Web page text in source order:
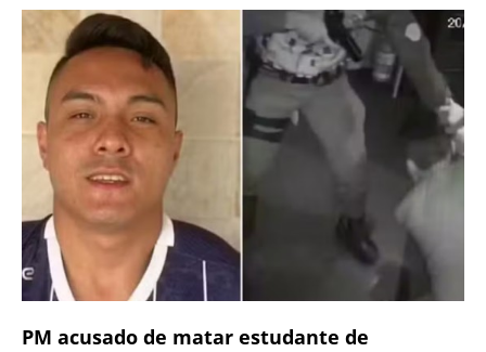
PM acusado de matar estudante de